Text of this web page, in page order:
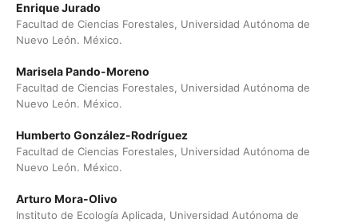
Enrique Jurado
Facultad de Ciencias Forestales, Universidad Autónoma de
Nuevo León. México.
Marisela Pando-Moreno
Facultad de Ciencias Forestales, Universidad Autónoma de
Nuevo León. México.
Humberto González-Rodríguez
Facultad de Ciencias Forestales, Universidad Autónoma de
Nuevo León. México.
Arturo Mora-Olivo
Instituto de Ecología Aplicada, Universidad Autónoma de